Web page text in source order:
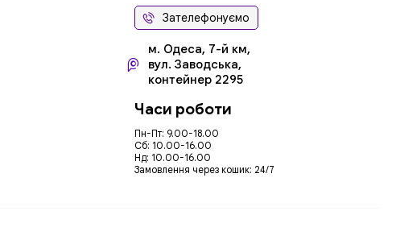
Зателефонуємо
м. Одеса, 7-й км,
вул. Заводська,
контейнер 2295
Часи роботи
Пн-Пт: 9.00-18.00
Сб: 10.00-16.00
Нд: 10.00-16.00
Замовлення через кошик: 24/7